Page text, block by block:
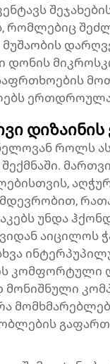
რომლებიც
დონის
როლს
უნდა
აიცილოს
კომფორტული
მონიშნული